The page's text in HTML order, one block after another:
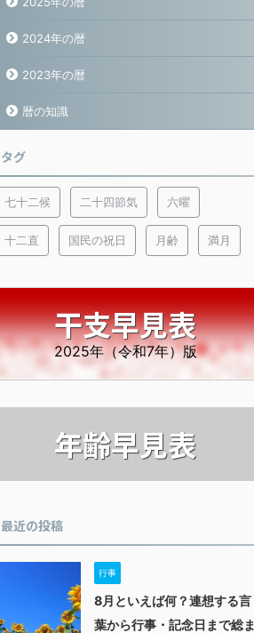
2024年の暦
2023年の暦
暦の知識
タグ
七十二候 二十四節気 六曜
十二直 国民の祝日 月齢 満月
干支早見表
2025年（令和7年）版
年齢早見表
最近の投稿
行事
8月といえば何？連想する言
葉から行事・記念日まで総ま